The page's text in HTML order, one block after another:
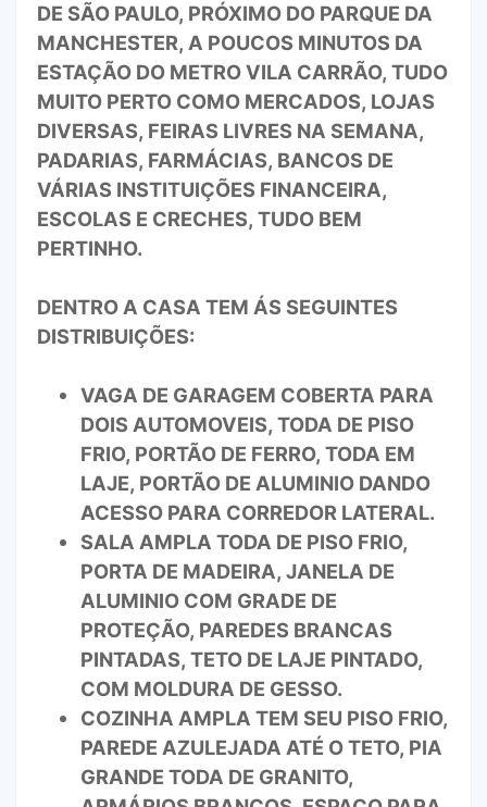
DE SÃO PAULO, PRÓXIMO DO PARQUE DA
MANCHESTER, A POUCOS MINUTOS DA
ESTAÇÃO DO METRO VILA CARRÃO, TUDO
MUITO PERTO COMO MERCADOS, LOJAS
DIVERSAS, FEIRAS LIVRES NA SEMANA,
PADARIAS, FARMÁCIAS, BANCOS DE
VÁRIAS INSTITUIÇÕES FINANCEIRA,
ESCOLAS E CRECHES, TUDO BEM
PERTINHO.
DENTRO A CASA TEM ÁS SEGUINTES
DISTRIBUIÇÕES:
VAGA DE GARAGEM COBERTA PARA
DOIS AUTOMOVEIS, TODA DE PISO
FRIO, PORTÃO DE FERRO, TODA EM
LAJE, PORTÃO DE ALUMINIO DANDO
ACESSO PARA CORREDOR LATERAL.
SALA AMPLA TODA DE PISO FRIO,
PORTA DE MADEIRA, JANELA DE
ALUMINIO COM GRADE DE
PROTEÇÃO, PAREDES BRANCAS
PINTADAS, TETO DE LAJE PINTADO,
COM MOLDURA DE GESSO.
COZINHA AMPLA TEM SEU PISO FRIO,
PAREDE AZULEJADA ATÉ O TETO, PIA
GRANDE TODA DE GRANITO,